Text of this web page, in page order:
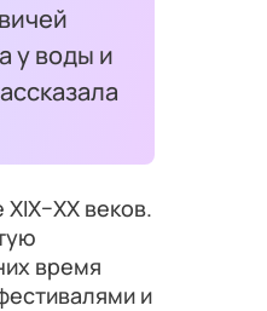
у воды и
веков.
время
и